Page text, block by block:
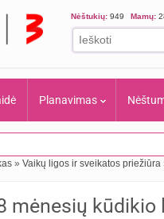
Nėštukių: 949 Mamų:
Planavimas
» Vaikų ligos ir sveikatos priežiūra
mėnesių kūdikio